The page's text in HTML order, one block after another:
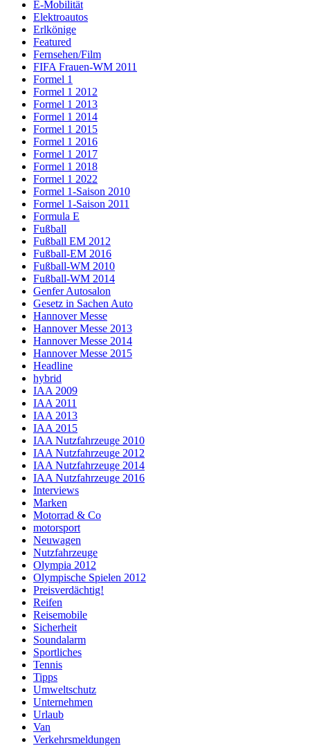
E-Mobilität
Elektroautos
Erlkönige
Featured
Fernsehen/Film
FIFA Frauen-WM 2011
Formel 1
Formel 1 2012
Formel 1 2013
Formel 1 2014
Formel 1 2015
Formel 1 2016
Formel 1 2017
Formel 1 2018
Formel 1 2022
Formel 1-Saison 2010
Formel 1-Saison 2011
Formula E
Fußball
Fußball EM 2012
Fußball-EM 2016
Fußball-WM 2010
Fußball-WM 2014
Genfer Autosalon
Gesetz in Sachen Auto
Hannover Messe
Hannover Messe 2013
Hannover Messe 2014
Hannover Messe 2015
Headline
hybrid
IAA 2009
IAA 2011
IAA 2013
IAA 2015
IAA Nutzfahrzeuge 2010
IAA Nutzfahrzeuge 2012
IAA Nutzfahrzeuge 2014
IAA Nutzfahrzeuge 2016
Interviews
Marken
Motorrad & Co
motorsport
Neuwagen
Nutzfahrzeuge
Olympia 2012
Olympische Spielen 2012
Preisverdächtig!
Reifen
Reisemobile
Sicherheit
Soundalarm
Sportliches
Tennis
Tipps
Umweltschutz
Unternehmen
Urlaub
Van
Verkehrsmeldungen